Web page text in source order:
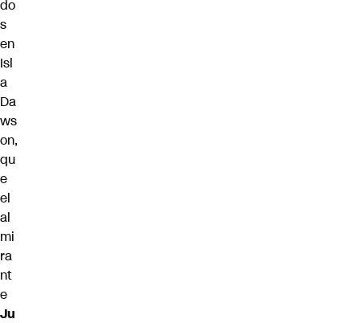
do
s
en
Isl
a
Da
ws
on,
qu
e
el
al
mi
ra
nt
e
Ju